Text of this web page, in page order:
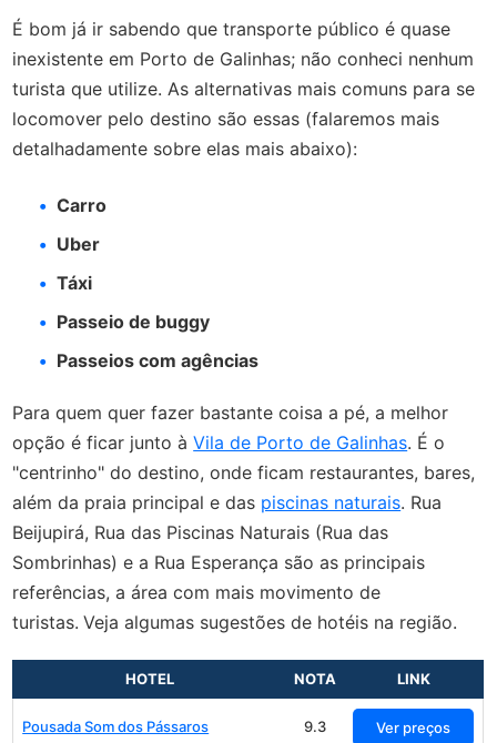
É bom já ir sabendo que transporte público é quase
inexistente em Porto de Galinhas; não conheci nenhum
turista que utilize. As alternativas mais comuns para se
locomover pelo destino são essas (falaremos mais
detalhadamente sobre elas mais abaixo):
Carro
Uber
Táxi
Passeio de buggy
Passeios com agências
Para quem quer fazer bastante coisa a pé, a melhor
opção é ficar junto àVila de Porto de Galinhas. É o
"centrinho" do destino, onde ficam restaurantes, bares,
além da praia principal e das piscinas naturais. Rua
Beijupirá, Rua das Piscinas Naturais (Rua das
Sombrinhas) e a Rua Esperança são as principais
referências, a área com mais movimento de
turistas. Veja algumas sugestões de hotéis na região.
HOTEL NOTA LINK
Pousada Som dos Pássaros 9.3 Ver preços